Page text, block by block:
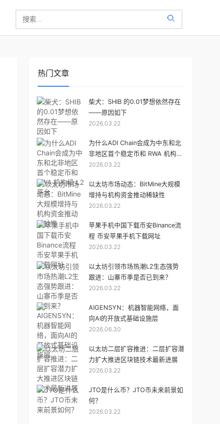
热门文章
柴犬：SHIB 的0.01梦想依然存在
——原因如下
2026.03.22
为什么ADI Chain会成为中东和北
非地区首个稳定币和 RWA 机构级
L2 平台
2026.03.22
以太坊市场动态：BitMine大规模
增持与机构资金推动稀缺性
2026.03.22
苹果手机中国下载币安Binance流
程 币安苹果手机下载网址
2026.03.22
以太坊引领市场热潮L2生态强势
跟进：山寨币季是否已到来？
2026.03.22
AIGENSYN：机器智能网络，面
向AI的开放式基础设施层
2026.06.30
以太坊二层扩容推进：二层扩容潜
力扩大推进区块链技术最新进展
2026.03.22
JTO是什么币？JTO币未来前景如
何？
2026.03.22